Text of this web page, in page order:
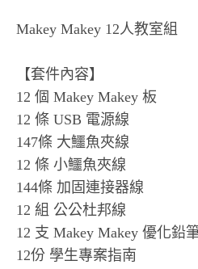
Makey Makey 12人教室組
【套件內容】
12 個 Makey Makey 板
12 條 USB 電源線
147條 大鱷魚夾線
12 條 小鱷魚夾線
144條 加固連接器線
12 組 公公杜邦線
12 支 Makey Makey 優化鉛
12份 學生專案指南